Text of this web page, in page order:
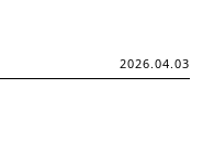
2026.04.03